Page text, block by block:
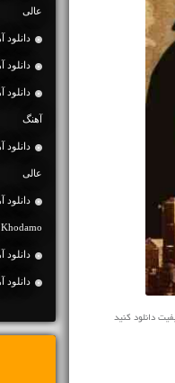
عالی
دانلود
دانلود
آهنگ
عالی
دانلود